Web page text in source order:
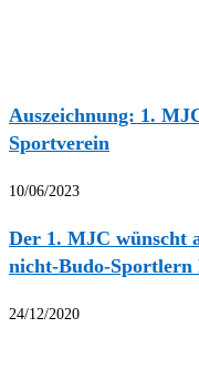
Auszeichnung: 1.
Sportverein
10/06/2023
Der 1. MJC wünscht
nicht-Budo-Sportlern
24/12/2020